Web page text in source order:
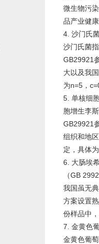
微生物污
品产业健
4. 沙门氏
沙门氏菌
GB29921
大以及我
为n=5，
5. 单核细
胞增生李
GB29921
组织和地
定，具体
6. 大肠埃
（GB
我国虽无
方案设置
份样品中
7. 金黄色
金黄色葡